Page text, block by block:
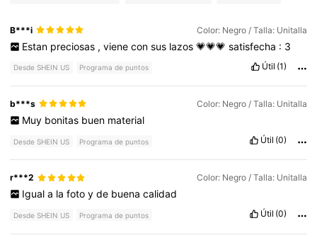
B***i Color: Negro / Talla: Unitalla
Estan preciosas , viene con sus lazos 💗💗💗 satisfecha : 3
Desde SHEIN US Programa de puntos Útil (1)
b***s Color: Negro / Talla: Unitalla
Muy bonitas buen material
Desde SHEIN US Programa de puntos Útil (0)
r***2 Color: Negro / Talla: Unitalla
Igual a la foto y de buena calidad
Desde SHEIN US Programa de puntos Útil (0)